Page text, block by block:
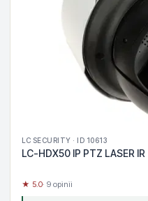
LC SECURITY · ID 10613
LC-HDX50 IP PTZ LASER IR
★ 5.0· 9 opinii